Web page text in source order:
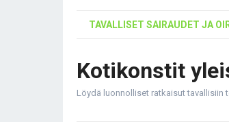
TAVALLISET SAIRAUDET JA
Kotikonstit
Löydä luonnolliset ratkaisut tavallisiin